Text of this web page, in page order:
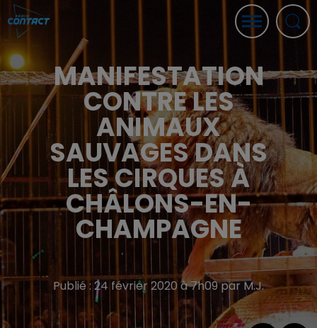
MANIFESTATION
CONTRE LES
ANIMAUX
SAUVAGES DANS
LES CIRQUES À
CHÂLONS-EN-
CHAMPAGNE
Publié : 24 février 2020 à 7h09 par M.J.